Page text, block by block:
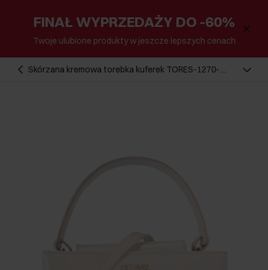
FINAŁ WYPRZEDAŻY DO -60%
Twoje ulubione produkty w jeszcze lepszych cenach
Skórzana kremowa torebka kuferek TORES-1270-